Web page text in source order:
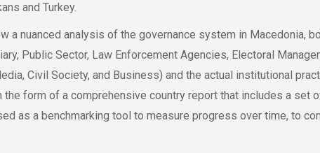
and Turkey.
a nuanced analysis of the governance system in Macedonia,
Public Sector, Law Enforcement Agencies, Electoral
Civil Society, and Business) and the actual institutional
form of a comprehensive country report that includes a set
as a benchmarking tool to measure progress over time, to